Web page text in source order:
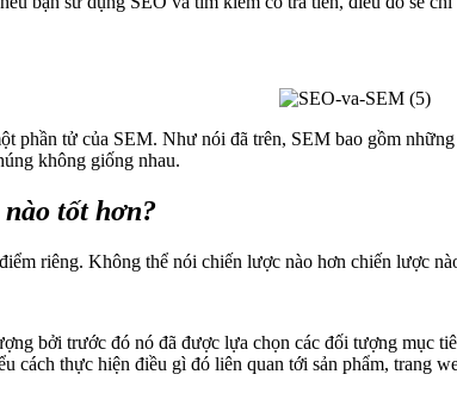
phần tử của SEM. Như nói đã trên, SEM bao gồm
không giống nhau.
tốt hơn?
riêng. Không thể nói chiến lược nào hơn chiến lược
bởi trước đó nó đã được lựa chọn các đối tượng mục
cách thực hiện điều gì đó liên quan tới sản phẩm, trang